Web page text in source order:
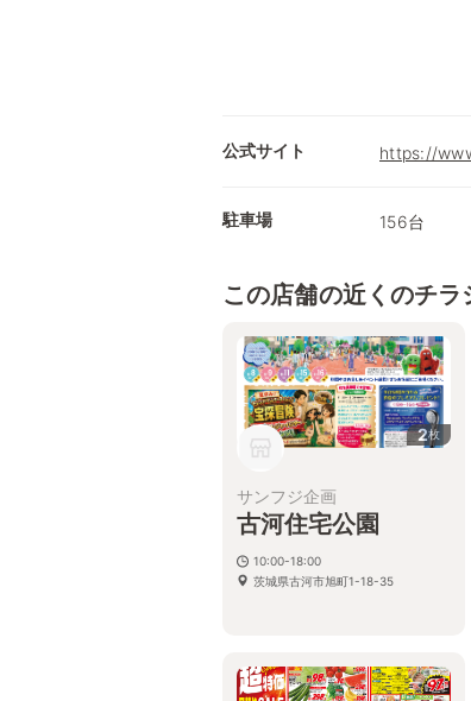
公式サイト https://
駐車場 156台
この店舗の近くのチラ
2枚
サンフジ企画
古河住宅公園
10:00-18:00
茨城県古河市旭町1-18-35